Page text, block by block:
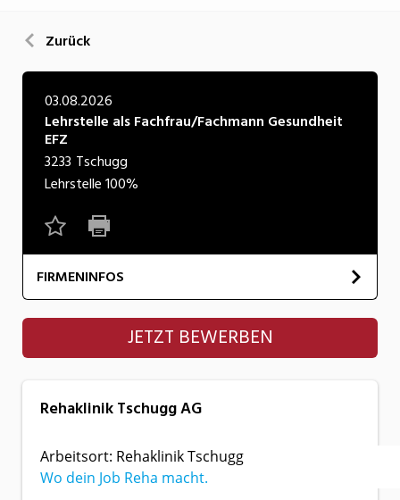
Kultur
Natur
Verkehr/Logistik
Wirtschaft/Verwaltung
Zurück
03.08.2026
Lehrstelle als Fachfrau/Fachmann Gesundheit
EFZ
3233 Tschugg
Lehrstelle100%
FIRMENINFOS
Rehaklinik Tschugg AG
JETZT BEWERBEN
Rehaklinik Tschugg AG
Arbeitsort: Rehaklinik Tschugg
Wo dein Job Reha macht.